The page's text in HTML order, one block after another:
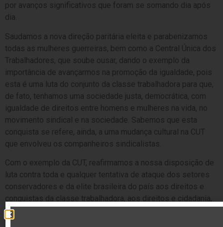
por avanços significativos que foram se somando dia após
dia.
Saudamos a nova direção paritária eleita e parabenizamos
todas as mulheres guerreiras, bem como a Central Única dos
Trabalhadores, que soube ousar, dando o exemplo da
importância de avançarmos na promoção da igualdade, pois
esta é uma luta do conjunto da classe trabalhadora para que,
de fato, tenhamos uma sociedade justa, democrática, com
igualdade de direitos entre homens e mulheres na vida, no
movimento sindical e na sociedade. Sabemos que esta
conquista se refere, ainda, a uma mudança cultural na CUT
que envolveu os companheiros sindicalistas.
Com o exemplo da CUT, reafirmamos a nossa disposição de
luta contra toda e qualquer tentativa de ataque dos setores
conservadores e da elite brasileira do país aos direitos e
conquistas da classe trabalhadora, aos direitos e cidadania,
liberdade e autonomia das mulheres. Reafirmamos que não
permitiremos retrocesso no país!